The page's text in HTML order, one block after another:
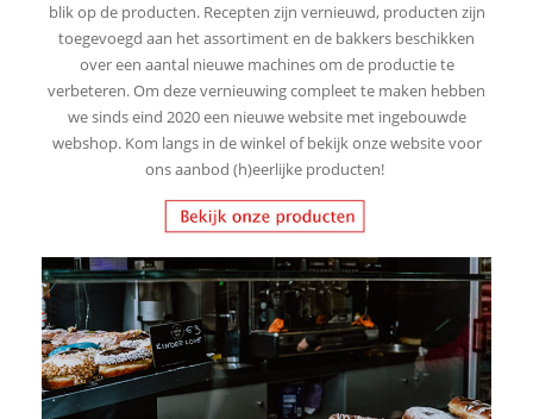
blik op de producten. Recepten zijn vernieuwd, producten zijn
toegevoegd aan het assortiment en de bakkers beschikken
over een aantal nieuwe machines om de productie te
verbeteren. Om deze vernieuwing compleet te maken hebben
we sinds eind 2020 een nieuwe website met ingebouwde
webshop. Kom langs in de winkel of bekijk onze website voor
ons aanbod (h)eerlijke producten!